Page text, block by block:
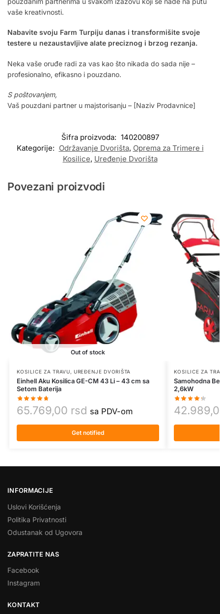
vaše kreativnosti.
Nabavite svoju Farm Turpiju danas i transformišite svoje
testere u nezaustavljive alate preciznog i brzog rezanja.
Neka vaše oruđe radi za vas kao što nikada do sada nije –
profesionalno, efikasno i pouzdano.
S poštovanjem,
Vaš pouzdani partner u majstorisanju – [Naziv Prodavnice]
Šifra proizvoda: 140200897
Kategorije: Održavanje Dvorišta, Oprema za Trimere i
Kosilice, Uređenje Dvorišta
Povezani proizvodi
Out of stock
KOSILICE ZA TRAVU,UREĐENJE DVORIŠTA
Einhell Aku Kosilica GE-CM 43 Li – 43 cm sa
Setom Baterija
65.769,00 rsd sa PDV-om
Get notified
KOSILICE ZA
Samohodna
2,6kW
INFORMACIJE
Uslovi Korišćenja
Politika Privatnosti
Odustanak od Ugovora
ZAPRATITE NAS
Facebook
Instagram
KONTAKT